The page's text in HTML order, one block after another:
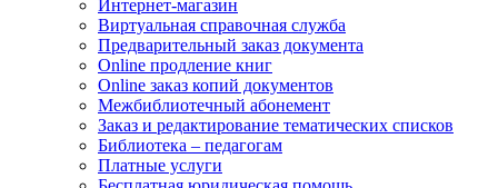
Интернет-магазин
Виртуальная справочная служба
Предварительный заказ документа
Online продление книг
Online заказ копий документов
Межбиблиотечный абонемент
Заказ и редактирование тематических списков
Библиотека – педагогам
Платные услуги